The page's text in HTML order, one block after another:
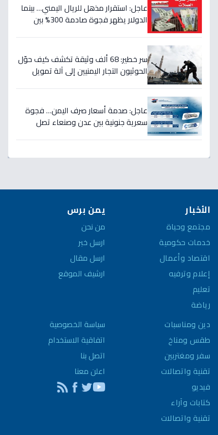
عاجل: استقرار مذهل للريال اليمني… بينما
الدولار يظهر فجوة صادمة 300% بين
سر خطير: 68 ألف وثيقة تكشف كيف حوّل
الحوثيون التجار اليمنيين إلى آلة تمويل
عاجل: صدمة أسعار صرف اليمن… فجوة
سعرية جنونية بين عدن وصنعاء تصل
الأخبار
مجتمع وحياة
خدمات حكومية
اقتصاد وأعمال
إعلام وترفيه
تعليم
رياضة
دين ومناسبات
طقس ومناخ
سفر ومغتربين
تقنية واتصالات
فيديو
كتابات وآراء
تقنية واتصالات
يمن برس
من نحن
ارسل خبر
ارسل مقال
ارشيف الموقع
سياسة الخصوصية
اتفاقية الاستخدام
اتصل بنا
اعلن معنا